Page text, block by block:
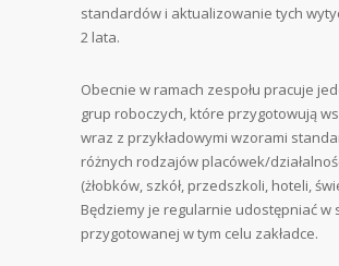
standardów i aktualizowanie tych
2 lata.
Obecnie w ramach zespołu pracuje
grup roboczych, które przygotowują
wraz z przykładowymi wzorami
różnych rodzajów placówek/
(żłobków, szkół, przedszkoli, hoteli,
Będziemy je regularnie udostępniać w
przygotowanej w tym celu zakładce.